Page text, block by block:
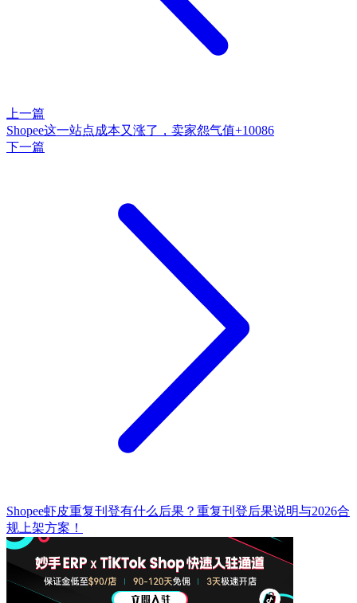
上一篇
Shopee这一站点成本又涨了，卖家怨气值+10086
下一篇
Shopee虾皮重复刊登有什么后果？重复刊登后果说明与2026合
规上架方案！